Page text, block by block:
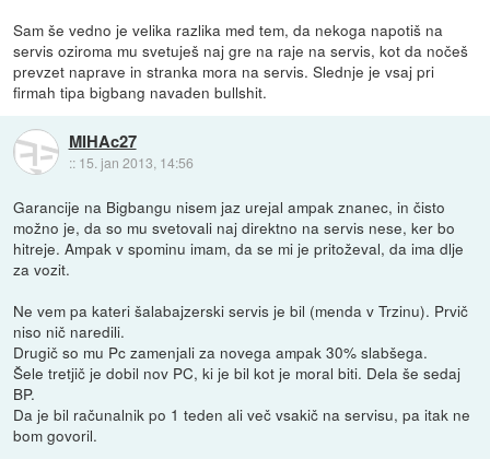
Sam še vedno je velika razlika med tem, da nekoga napotiš na
servis oziroma mu svetuješ naj gre na raje na servis, kot da nočeš
prevzet naprave in stranka mora na servis. Slednje je vsaj pri
firmah tipa bigbang navaden bullshit.
MIHAc27
:: 15. jan 2013, 14:56
Garancije na Bigbangu nisem jaz urejal ampak znanec, in čisto
možno je, da so mu svetovali naj direktno na servis nese, ker bo
hitreje. Ampak v spominu imam, da se mi je pritoževal, da ima dlje
za vozit.
Ne vem pa kateri šalabajzerski servis je bil (menda v Trzinu). Prvič
niso nič naredili.
Drugič so mu Pc zamenjali za novega ampak 30% slabšega.
Šele tretjič je dobil nov PC, ki je bil kot je moral biti. Dela še sedaj
BP.
Da je bil računalnik po 1 teden ali več vsakič na servisu, pa itak ne
bom govoril.